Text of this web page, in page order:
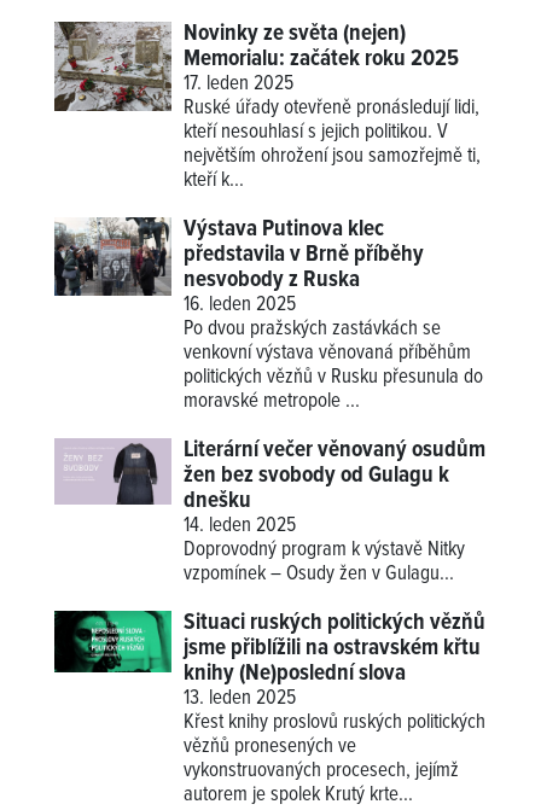
Novinky ze světa (nejen)
Memorialu: začátek roku 2025
17. leden 2025
Ruské úřady otevřeně pronásledují lidi,
kteří nesouhlasí s jejich politikou. V
největším ohrožení jsou samozřejmě ti,
kteří k...
Výstava Putinova klec
představila v Brně příběhy
nesvobody z Ruska
16. leden 2025
Po dvou pražských zastávkách se
venkovní výstava věnovaná příběhům
politických vězňů v Rusku přesunula do
moravské metropole ...
Literární večer věnovaný osudům
žen bez svobody od Gulagu k
dnešku
14. leden 2025
Doprovodný program k výstavě Nitky
vzpomínek – Osudy žen v Gulagu...
Situaci ruských politických vězňů
jsme přiblížili na ostravském křtu
knihy (Ne)poslední slova
13. leden 2025
Křest knihy proslovů ruských politických
vězňů pronesených ve
vykonstruovaných procesech, jejímž
autorem je spolek Krutý krte...